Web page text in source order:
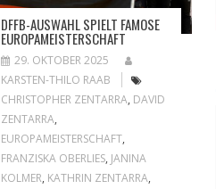
DFFB-AUSWAHL SPIELT FAMOSE
EUROPAMEISTERSCHAFT
29. OKTOBER 2025
KARSTEN-THILO RAAB
CHRISTOPHER ZENTARRA, DAVID
ZENTARRA,
EUROPAMEISTERSCHAFT,
FRANZISKA OBERLIES, JANINA
KOLMER, KATHRIN ZENTARRA,